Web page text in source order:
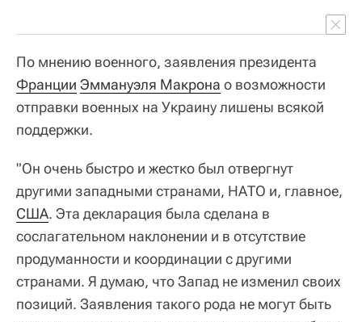
По мнению военного, заявления президента
Франции Эммануэля Макрона о возможности
отправки военных на Украину лишены всякой
поддержки.
"Он очень быстро и жестко был отвергнут
другими западными странами, НАТО и, главное,
США. Эта декларация была сделана в
сослагательном наклонении и в отсутствие
продуманности и координации с другими
странами. Я думаю, что Запад не изменил своих
позиций. Заявления такого рода не могут быть